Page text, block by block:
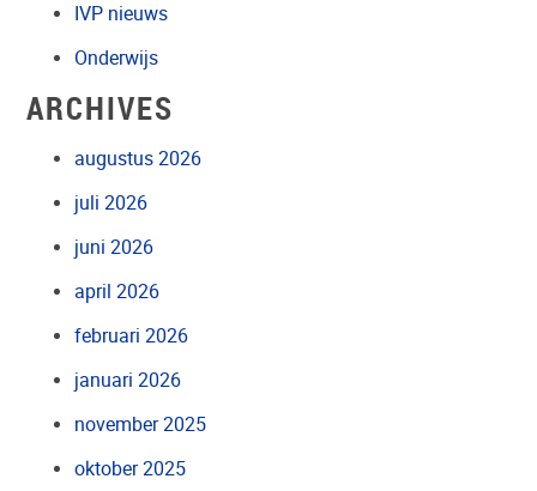
IVP nieuws
Onderwijs
ARCHIVES
augustus 2026
juli 2026
juni 2026
april 2026
februari 2026
januari 2026
november 2025
oktober 2025